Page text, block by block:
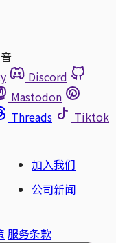
Discord
Mastodon
Threads
Tiktok
加入我们
公司新闻
服务条款